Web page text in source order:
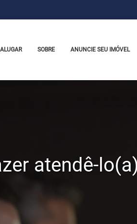
ALUGAR SOBRE ANUNCIE SEU IMÓVEL
atendê-lo(a)